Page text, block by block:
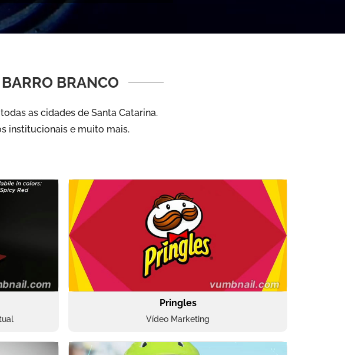
BRANCO
as cidades de Santa Catarina.
institucionais e muito mais.
Pringles
Vídeo Marketing